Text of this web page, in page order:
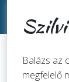
Balázs az
megfelelő